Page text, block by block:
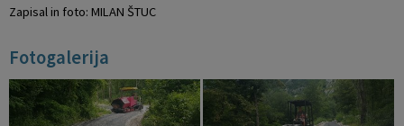
Zapisal in foto: MILAN ŠTUC
Fotogalerija
Katalog informacij javnega značaja